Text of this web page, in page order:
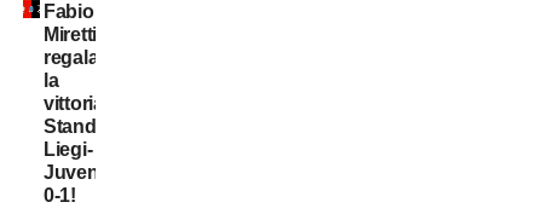
Fabio
Miretti
regala
la
vittoria,
Standard
Liegi-
Juventus
0-1!